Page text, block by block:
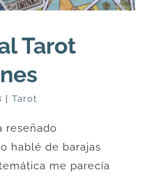
Tarot
| Tarot
reseñado
hablé de barajas
me parecía